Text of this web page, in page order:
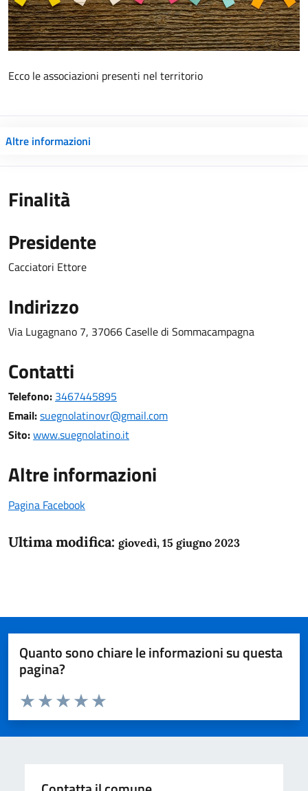
Ecco le associazioni presenti nel territorio
Altre informazioni
Finalità
Presidente
Cacciatori Ettore
Indirizzo
Via Lugagnano 7, 37066 Caselle di Sommacampagna
Contatti
Telefono: 3467445895
Email:suegnolatinovr@gmail.com
Sito:www.suegnolatino.it
Altre informazioni
Pagina Facebook
Ultima modifica: giovedì, 15 giugno 2023
Quanto sono chiare le informazioni su questa
pagina?
Domanda
Valuta da 1 a 5 stelle la pagina
Valuta 5 stelle su 5
Valuta 4 stelle su 5
Valuta 3 stelle su 5
Valuta 2 stelle su 5
Valuta 1 stelle su 5